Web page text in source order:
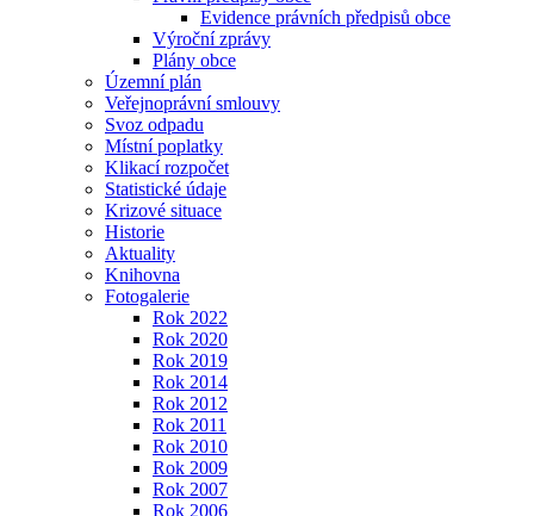
Evidence právních předpisů obce
Výroční zprávy
Plány obce
Územní plán
Veřejnoprávní smlouvy
Svoz odpadu
Místní poplatky
Klikací rozpočet
Statistické údaje
Krizové situace
Historie
Aktuality
Knihovna
Fotogalerie
Rok 2022
Rok 2020
Rok 2019
Rok 2014
Rok 2012
Rok 2011
Rok 2010
Rok 2009
Rok 2007
Rok 2006